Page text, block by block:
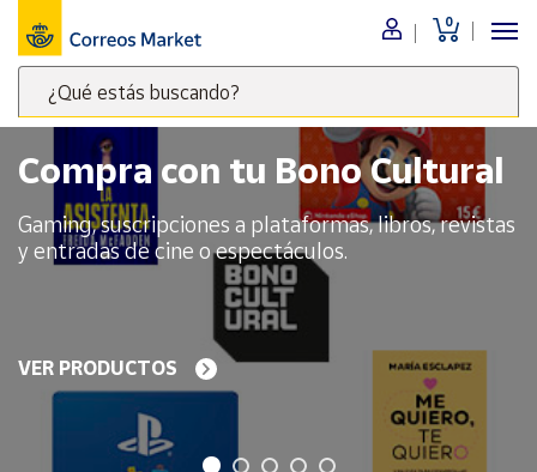
0
¿Qué estás buscando?
Escribe
palabras
clave
para
buscar
Market
Menú
Nuestro
catálogo
Alimentación
Bebidas
Ocio y cultura
Libros y
revistas
Compra con tu Bono Cultural
Gaming, suscripciones a plataformas, libros, revistas
y entradas de cine o espectáculos.
VER PRODUCTOS